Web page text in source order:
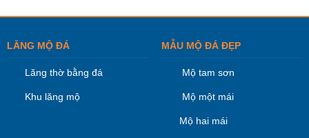
LĂNG MỘ ĐÁ
Lăng thờ bằng đá
Khu lăng mộ
MẪU MỘ ĐÁ ĐẸP
Mộ tam sơn
Mộ một mái
Mộ hai mái